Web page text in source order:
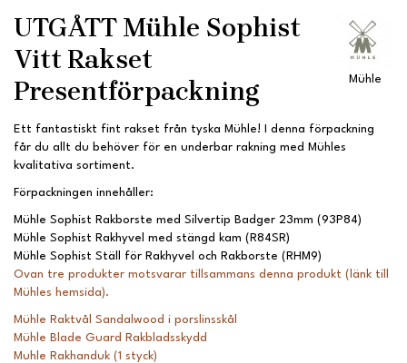
UTGÅTT Mühle Sophist
Vitt Rakset
Presentförpackning
Mühle
Ett fantastiskt fint rakset från tyska Mühle! I denna förpackning
får du allt du behöver för en underbar rakning med Mühles
kvalitativa sortiment.
Förpackningen innehåller:
Mühle Sophist Rakborste med Silvertip Badger 23mm (93P84)
Mühle Sophist Rakhyvel med stängd kam (R84SR)
Mühle Sophist Ställ för Rakhyvel och Rakborste (RHM9)
Ovan tre produkter motsvarar tillsammans denna produkt (länk till
Mühles hemsida).
Mühle Raktvål Sandalwood i porslinsskål
Mühle Blade Guard Rakbladsskydd
Muhle Rakhanduk (1 styck)